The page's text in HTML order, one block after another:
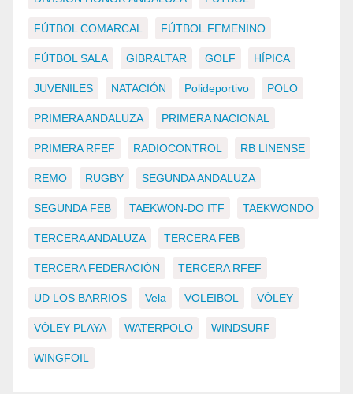
FÚTBOL COMARCAL FÚTBOL FEMENINO
FÚTBOL SALA GIBRALTAR GOLF HÍPICA
JUVENILES NATACIÓN Polideportivo POLO
PRIMERA ANDALUZA PRIMERA NACIONAL
PRIMERA RFEF RADIOCONTROL RB LINENSE
REMO RUGBY SEGUNDA ANDALUZA
SEGUNDA FEB TAEKWON-DO ITF TAEKWONDO
TERCERA ANDALUZA TERCERA FEB
TERCERA FEDERACIÓN TERCERA RFEF
UD LOS BARRIOS Vela VOLEIBOL VÓLEY
VÓLEY PLAYA WATERPOLO WINDSURF
WINGFOIL